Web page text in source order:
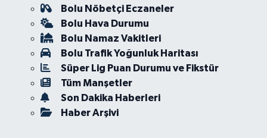
Bolu Nöbetçi Eczaneler
Bolu Hava Durumu
Bolu Namaz Vakitleri
Bolu Trafik Yoğunluk Haritası
Süper Lig Puan Durumu ve Fikstür
Tüm Manşetler
Son Dakika Haberleri
Haber Arşivi